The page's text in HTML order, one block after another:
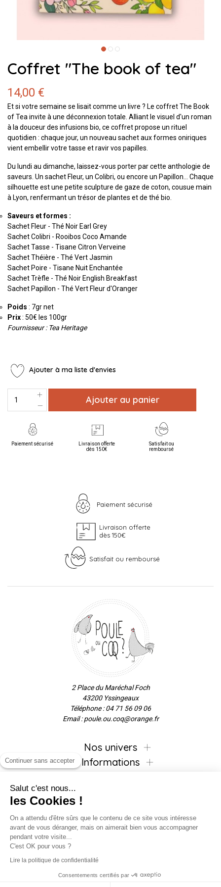
Coffret "The book of tea"
14,00 €
Et si votre semaine se lisait comme un livre ? Le coffret The Book
of Tea invite à une déconnexion totale. Alliant le visuel d'un roman
à la douceur des infusions bio, ce coffret propose un rituel
quotidien : chaque jour, un nouveau sachet aux formes oniriques
vient embellir votre tasse et ravir vos papilles.
Du lundi au dimanche, laissez-vous porter par cette anthologie de
saveurs. Un sachet Fleur, un Colibri, ou encore un Papillon... Chaque
silhouette est une petite sculpture de gaze de coton, cousue main
à Lyon, renfermant un trésor de plantes et de thé bio.
Saveurs et formes :
Sachet Fleur - Thé Noir Earl Grey
Sachet Colibri - Rooibos Coco Amande
Sachet Tasse - Tisane Citron Verveine
Sachet Théière - Thé Vert Jasmin
Sachet Poire - Tisane Nuit Enchantée
Sachet Trèfle - Thé Noir English Breakfast
Sachet Papillon - Thé Vert Fleur d'Oranger
Poids : 7gr net
Prix: 50€ les 100gr
Fournisseur : Tea Heritage
Ajouter à ma liste d'envies
Ajouter au panier
Paiement sécurisé
Livraison offerte
dès 150€
Satisfait ou
remboursé
Paiement sécurisé
Livraison offerte
dès 150€
Satisfait ou remboursé
2 Place du Maréchal Foch
43200 Yssingeaux
Téléphone : 04 71 56 09 06
Email : poule.ou.coq@orange.fr
Nos univers
Informations
Inscrivez-vous à la newsletter !
Continuer sans accepter
Salut c'est nous...
les Cookies !
On a attendu d'être sûrs que le contenu de ce site vous intéresse
avant de vous déranger, mais on aimerait bien vous accompagner
pendant votre visite...
C'est OK pour vous ?
Lire la politique de confidentialité
Consentements certifiés par